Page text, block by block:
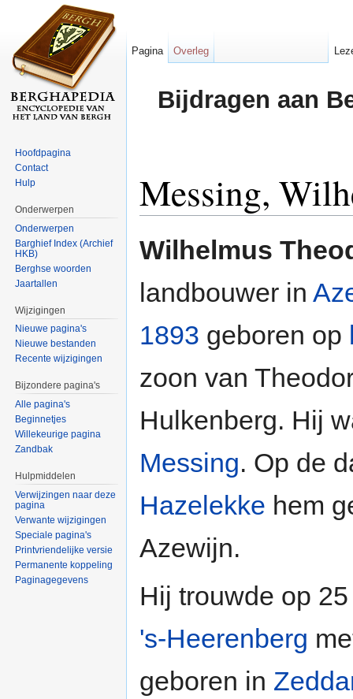
Bijdragen aan
Messing,
Wilhelmus
landbouwer in
1893 geboren op
zoon van
Hulkenberg. Hij
Messing. Op de
Hazelekke hem
Azewijn.
Hij trouwde op
's-Heerenberg
geboren in
Pagina Overleg
Hoofdpagina
Contact
Hulp
Onderwerpen
Onderwerpen
Barghief Index (Archief
HKB)
Berghse woorden
Jaartallen
Wijzigingen
Nieuwe pagina's
Nieuwe bestanden
Recente wijzigingen
Bijzondere pagina's
Alle pagina's
Beginnetjes
Willekeurige pagina
Zandbak
Hulpmiddelen
Verwijzingen naar deze
pagina
Verwante wijzigingen
Speciale pagina's
Printvriendelijke versie
Permanente koppeling
Paginagegevens